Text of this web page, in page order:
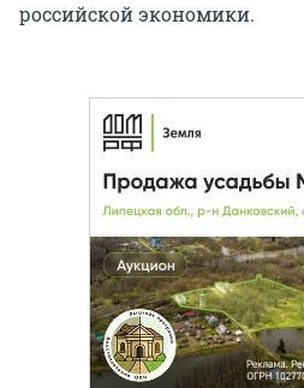
российской экономики.